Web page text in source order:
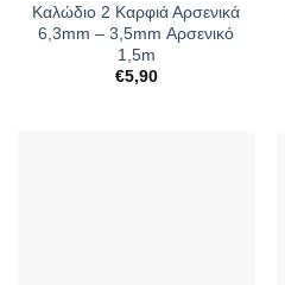
Καλώδιο 2 Καρφιά Αρσενικά
6,3mm – 3,5mm Αρσενικό
1,5m
€5,90